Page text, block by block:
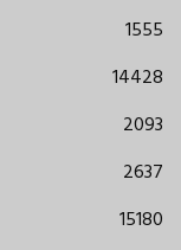
1555
14428
2093
2637
15180